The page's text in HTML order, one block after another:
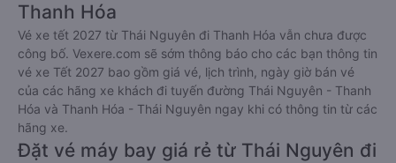
Thanh Hóa
Vé xe tết 2027 từ Thái Nguyên đi Thanh Hóa vẫn chưa được
công bố. Vexere.com sẽ sớm thông báo cho các bạn thông tin
vé xe Tết 2027 bao gồm giá vé, lịch trình, ngày giờ bán vé
của các hãng xe khách đi tuyến đường Thái Nguyên - Thanh
Hóa và Thanh Hóa - Thái Nguyên ngay khi có thông tin từ các
hãng xe.
Đặt vé máy bay giá rẻ từ Thái Nguyên đi